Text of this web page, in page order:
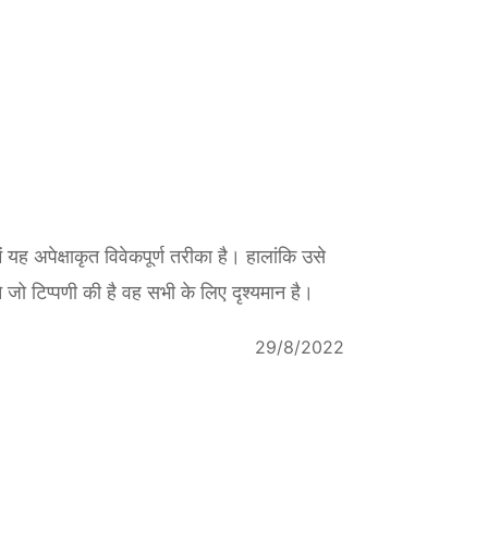
अपेक्षाकृत विवेकपूर्ण तरीका है। हालांकि उसे
टिप्पणी की है वह सभी के लिए दृश्यमान है।
29/8/2022